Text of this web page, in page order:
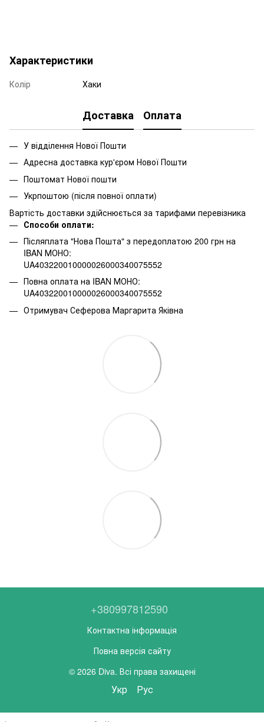
Характеристики
Колір Хаки
Доставка Оплата
У відділення Нової Пошти
Адресна доставка кур'єром Нової Пошти
Поштомат Нової пошти
Укрпоштою (після повної оплати)
Вартість доставки здійснюється за тарифами перевізника
Способи оплати:
Післяплата "Нова Пошта" з передоплатою 200 грн на
IBAN МОНО:
UA403220010000026000340075552
Повна оплата на IBAN МОНО:
UA403220010000026000340075552
Отримувач Сеферова Маргарита Яківна
+380997812590
Контактна інформація
Повна версія сайту
© 2026 Diva. Всі права захищені
Укр Рус